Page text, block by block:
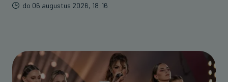
do 06 augustus 2026, 18:16